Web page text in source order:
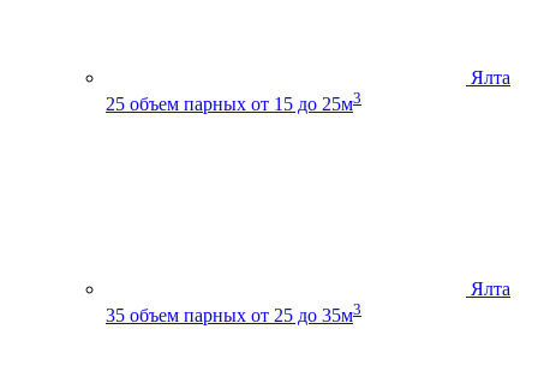
Ялта
25 объем парных от 15 до 25м3
Ялта
35 объем парных от 25 до 35м3